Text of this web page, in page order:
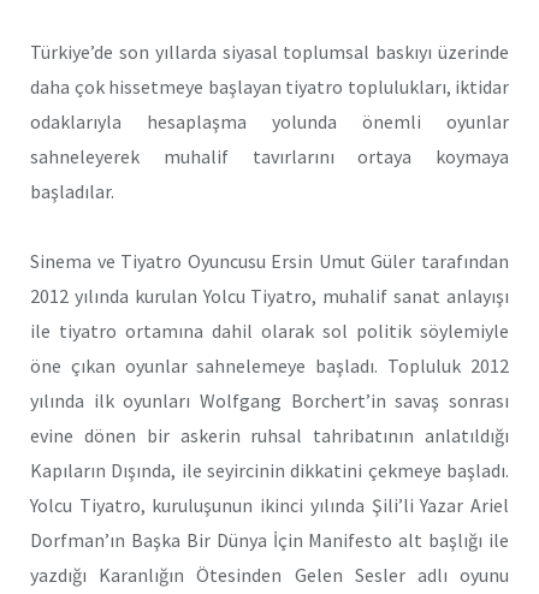
Türkiye’de son yıllarda siyasal toplumsal baskıyı üzerinde
daha çok hissetmeye başlayan tiyatro toplulukları, iktidar
odaklarıyla hesaplaşma yolunda önemli oyunlar
sahneleyerek muhalif tavırlarını ortaya koymaya
başladılar.
Sinema ve Tiyatro Oyuncusu Ersin Umut Güler tarafından
2012 yılında kurulan Yolcu Tiyatro, muhalif sanat anlayışı
ile tiyatro ortamına dahil olarak sol politik söylemiyle
öne çıkan oyunlar sahnelemeye başladı. Topluluk 2012
yılında ilk oyunları Wolfgang Borchert’in savaş sonrası
evine dönen bir askerin ruhsal tahribatının anlatıldığı
Kapıların Dışında, ile seyircinin dikkatini çekmeye başladı.
Yolcu Tiyatro, kuruluşunun ikinci yılında Şili’li Yazar Ariel
Dorfman’ın Başka Bir Dünya İçin Manifesto alt başlığı ile
yazdığı Karanlığın Ötesinden Gelen Sesler adlı oyunu